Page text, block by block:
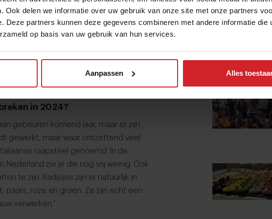
Ook delen we informatie over uw gebruik van onze site met onze partners
Deze partners kunnen deze gegevens combineren met andere informatie die
op basis van uw gebruik van hun services.
Aanpassen Alles
boerenkool. In Nederland zitten we wat
maar er kan echt veel
internationaal, natuurlijk al een tijd erg
kunt er ontzettend veel mee.
in 2024?
gebeuren komend jaar, maar er zijn
gewerkt, maar waar ontzettend veel
raapsteel genoemd. In de
Nederland zie je die nog vrij weinig. Ook
te zijn. Radijsjes zijn er natuurlijk in
paars, roze en groen. Ze zijn echt een
verwerken.”